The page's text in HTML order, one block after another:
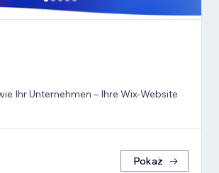
Ihr Unternehmen – Ihre Wix-Website
Pokaż